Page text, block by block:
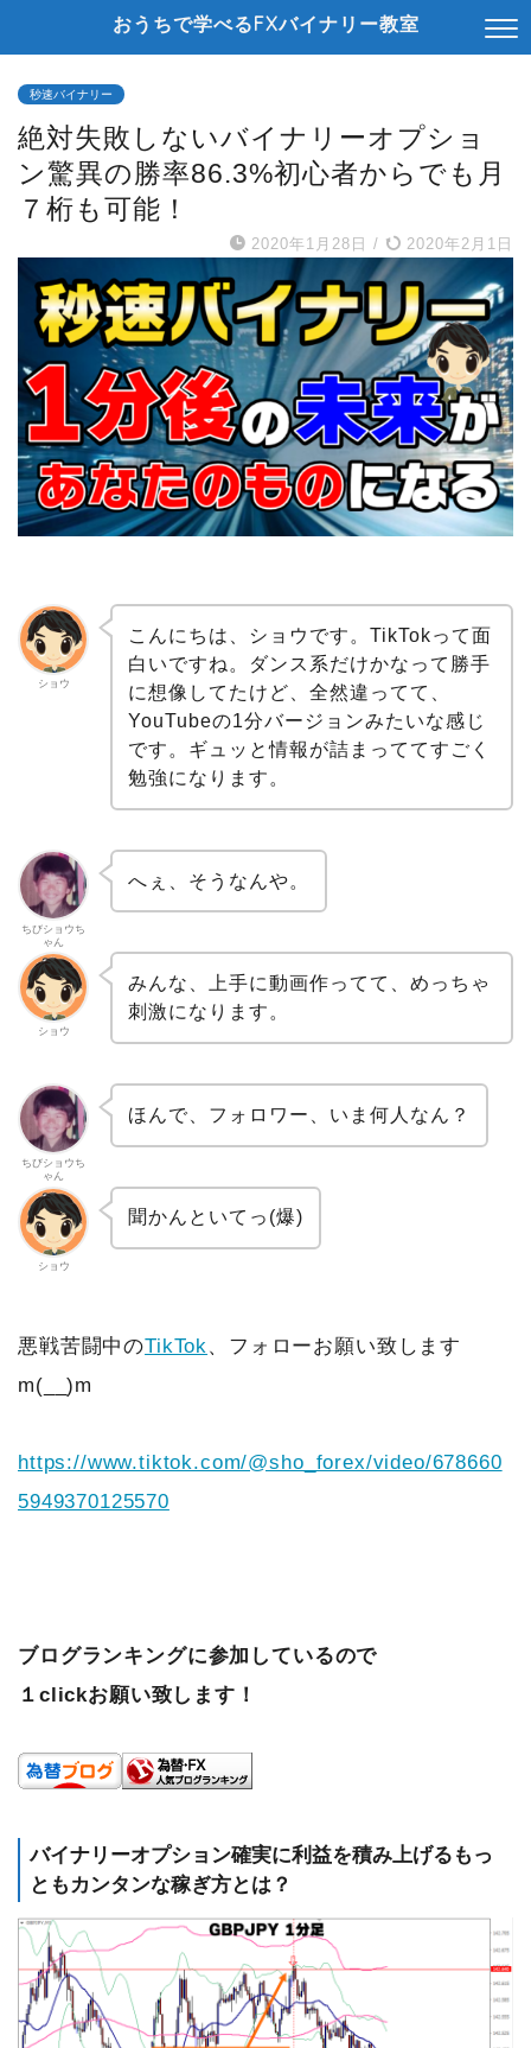
おうちで学べるFXバイナリー教室
秒速バイナリー
絶対失敗しないバイナリーオプショ
ン驚異の勝率86.3%初心者からでも月
７桁も可能！
2020年1月28日 / 2020年2月1日
ショウ
こんにちは、ショウです。TikTokって面
白いですね。ダンス系だけかなって勝手
に想像してたけど、全然違ってて、
YouTubeの1分バージョンみたいな感じ
です。ギュッと情報が詰まっててすごく
勉強になります。
ちびショウち
ゃん
へぇ、そうなんや。
ショウ
みんな、上手に動画作ってて、めっちゃ
刺激になります。
ちびショウち
ゃん
ほんで、フォロワー、いま何人なん？
ショウ
聞かんといてっ(爆)
悪戦苦闘中のTikTok、フォローお願い致します
m(__)m
https://www.tiktok.com/@sho_forex/video/678660
5949370125570
ブログランキングに参加しているので
１clickお願い致します！
バイナリーオプション確実に利益を積み上げるもっ
ともカンタンな稼ぎ方とは？